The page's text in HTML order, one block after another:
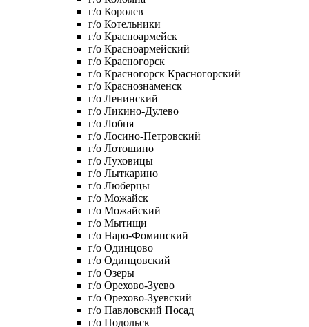
г/о Королев
г/о Котельники
г/о Красноармейск
г/о Красноармейский
г/о Красногорск
г/о Красногорск Красногорский
г/о Краснознаменск
г/о Ленинский
г/о Ликино-Дулево
г/о Лобня
г/о Лосино-Петровский
г/о Лотошино
г/о Луховицы
г/о Лыткарино
г/о Люберцы
г/о Можайск
г/о Можайский
г/о Мытищи
г/о Наро-Фоминский
г/о Одинцово
г/о Одинцовский
г/о Озеры
г/о Орехово-Зуево
г/о Орехово-Зуевский
г/о Павловский Посад
г/о Подольск